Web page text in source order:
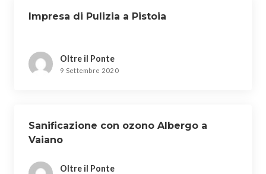
Impresa di Pulizia a Pistoia
Oltre il Ponte
9 Settembre 2020
Sanificazione con ozono Albergo a
Vaiano
Oltre il Ponte